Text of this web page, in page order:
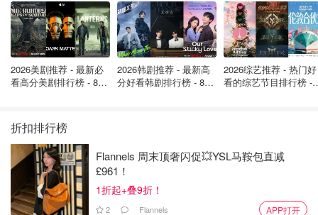
一间百年老店的落幕，不只是商业变迁，也是英国本地商业
街困境的缩影。
如果你喜欢我们的文章记得❤喜欢+⭐收藏+📣分享哦，也可
以加小编服务号（DMxQianDuoDuo）了解更多英国优质折
信息来源：express
2026美剧推荐 - 最新必
看高分美剧排行榜 - 8月
2026韩剧推荐 - 最新高
分好看韩剧排行榜 - 8月
2026综艺推荐 - 热门好
看的综艺节目排行榜 -
折扣排行榜
Flannels 周末顶奢闪促💥YSL马鞍包直减
£961！
1折起+叠9折！
2 Flannels APP打开